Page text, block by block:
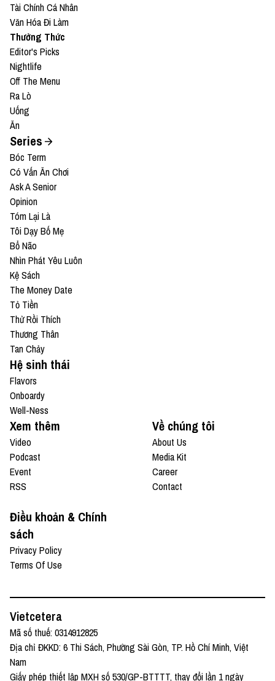
Tài Chính Cá Nhân
Văn Hóa Đi Làm
Thưởng Thức
Editor's Picks
Nightlife
Off The Menu
Ra Lò
Uống
Ăn
Series
Bóc Term
Có Vấn Ăn Chơi
Ask A Senior
Opinion
Tóm Lại Là
Tôi Dạy Bố Mẹ
Bổ Não
Nhìn Phát Yêu Luôn
Kệ Sách
The Money Date
Tỏ Tiền
Thử Rồi Thích
Thương Thân
Tan Chảy
Hệ sinh thái
Flavors
Onboardy
Well-Ness
Xem thêm
Video
Podcast
Event
RSS
Về chúng tôi
About Us
Media Kit
Career
Contact
Điều khoản & Chính
sách
Privacy Policy
Terms Of Use
Vietcetera
Mã số thuế: 0314912825
Địa chỉ ĐKKD: 6 Thi Sách, Phường Sài Gòn, TP. Hồ Chí Minh, Việt
Nam
Giấy phép thiết lập MXH số 530/GP-BTTTT, thay đổi lần 1 ngày